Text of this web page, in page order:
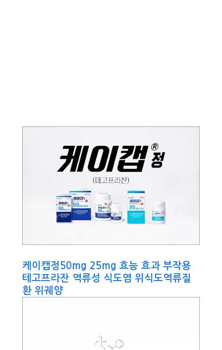
케이캡정50mg 25mg 효능 효과 부작용
테고프라잔 역류성 식도염 위식도역류질
환 위궤양